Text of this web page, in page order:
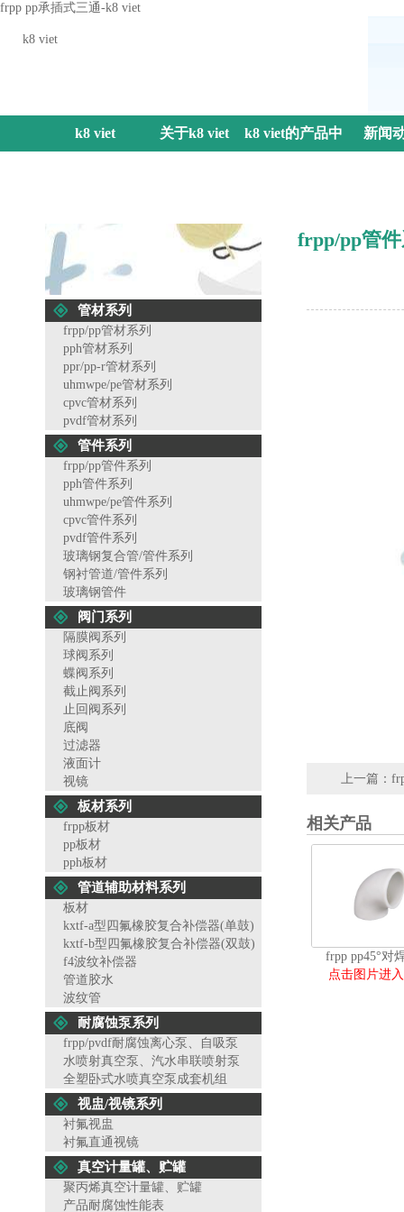
frpp pp承插式三通-k8 viet
k8 viet
k8 viet 关于k8 viet k8 viet的产品中 新闻
管材系列
frpp/pp管材系列
pph管材系列
ppr/pp-r管材系列
uhmwpe/pe管材系列
cpvc管材系列
pvdf管材系列
管件系列
frpp/pp管件系列
pph管件系列
uhmwpe/pe管件系列
cpvc管件系列
pvdf管件系列
玻璃钢复合管/管件系列
钢衬管道/管件系列
玻璃钢管件
阀门系列
隔膜阀系列
球阀系列
蝶阀系列
截止阀系列
止回阀系列
底阀
过滤器
液面计
视镜
板材系列
frpp板材
pp板材
pph板材
管道辅助材料系列
板材
kxtf-a型四氟橡胶复合补偿器(单鼓)
kxtf-b型四氟橡胶复合补偿器(双鼓)
f4波纹补偿器
管道胶水
波纹管
耐腐蚀泵系列
frpp/pvdf耐腐蚀离心泵、自吸泵
水喷射真空泵、汽水串联喷射泵
全塑卧式水喷真空泵成套机组
视盅/视镜系列
衬氟视盅
衬氟直通视镜
真空计量罐、贮罐
聚丙烯真空计量罐、贮罐
产品耐腐蚀性能表
frpp/pp管
上一篇：
相关产品
frpp pp45°对
点击图片进